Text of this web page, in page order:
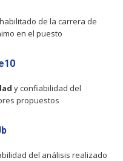
de la carrera de
en el puesto
y confiabilidad del
propuestos
del análisis realizado